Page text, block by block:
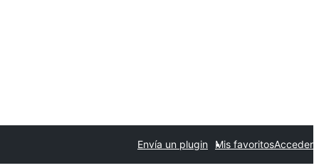
Envía un plugin Mis favoritosAcceder